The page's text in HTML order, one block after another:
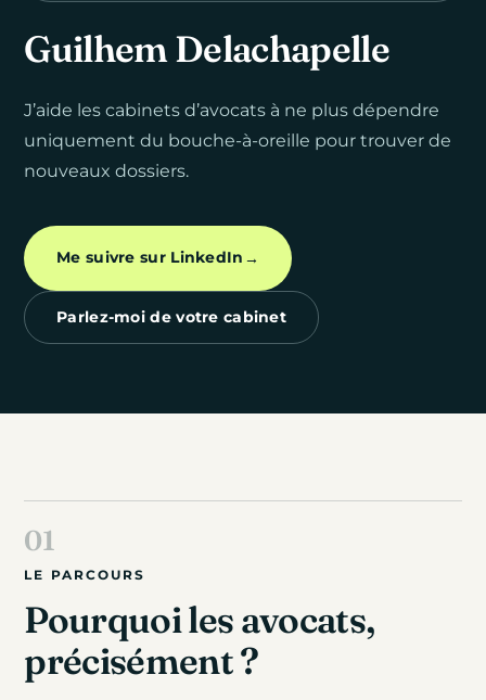
GuilhemDelachapelle
J’aide les cabinets d’avocats à ne plus dépendre
uniquement du bouche-à-oreille pour trouver de
nouveaux dossiers.
Me suivre sur LinkedIn →
Parlez-moi de votre cabinet
LE PARCOURS
Pourquoi les avocats,
précisément ?